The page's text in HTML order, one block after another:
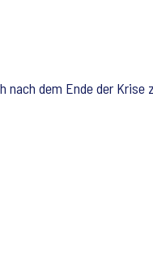
nach dem Ende der Krise